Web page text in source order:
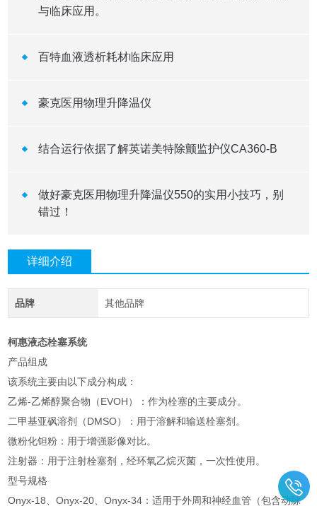
与临床应用。
百特血液透析耗材临床应用
豪克医用物理升降温仪
结合运行依据了解英诺美特除颤监护仪CA360-B
做好豪克医用物理升降温仪550的实用小技巧，别
错过！
详细介绍
品牌 其他品牌
柯惠液态栓塞系统
产品组成
该系统主要由以下成分构成：
乙烯-乙烯醇聚合物（EVOH）：作为栓塞的主要成分。
二甲基亚砜溶剂（DMSO）：用于溶解和输送栓塞剂。
微粉化钽粉：用于增强影像对比。
注射器：用于注射栓塞剂，经环氧乙烷灭菌，一次性使用。
型号规格
Onyx-18、Onyx-20、Onyx-34：适用于外周和神经血管（包含动脉